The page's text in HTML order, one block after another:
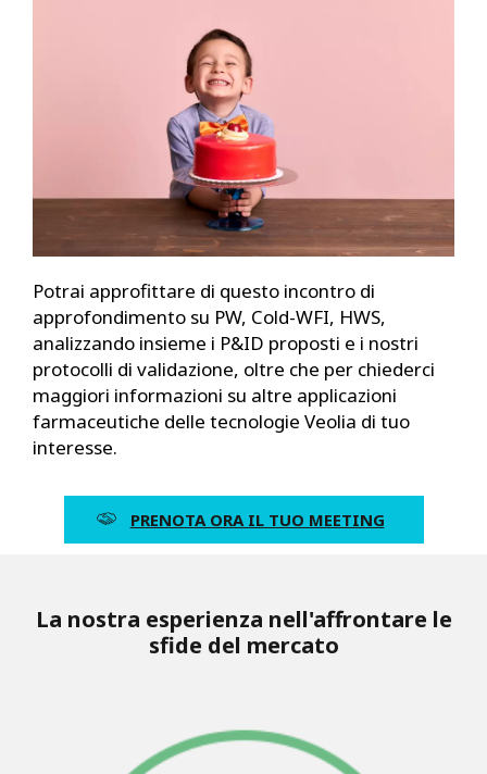
Potrai approfittare di questo incontro di
approfondimento su PW, Cold-WFI, HWS,
analizzando insieme i P&ID proposti e i nostri
protocolli di validazione, oltre che per chiederci
maggiori informazioni su altre applicazioni
farmaceutiche delle tecnologie Veolia di tuo
interesse.
PRENOTA ORA IL TUO MEETING
La nostra esperienza nell'affrontare le
sfide del mercato